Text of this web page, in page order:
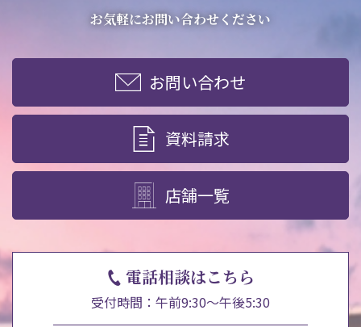
お気軽にお問い合わせください
お問い合わせ
資料請求
店舗一覧
電話相談はこちら
受付時間：午前9:30～午後5:30